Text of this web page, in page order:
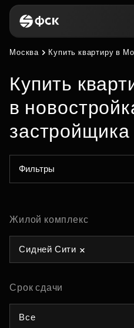
Москва Купить квартиру в
Купить
в
застройщика
Фильтры
Жилой комплекс
Сидней Сити
Срок сдачи
Все